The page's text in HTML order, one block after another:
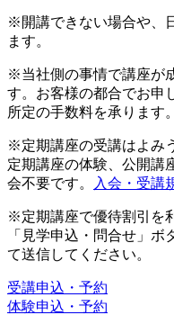
※開講できない場合や、
ます。
※当社側の事情で講座が
す。お客様の都合でお申
所定の手数料を承ります。
※定期講座の受講はよみ
定期講座の体験、公開講
会不要です。
入会・受講
※定期講座で優待割引を
「見学申込・問合せ」
て送信してください。
受講申込・予約
体験申込・予約